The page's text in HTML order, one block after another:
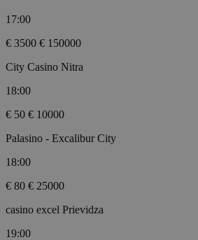
17:00
€ 3500 € 150000
City Casino Nitra
18:00
€ 50 € 10000
Palasino - Excalibur City
18:00
€ 80 € 25000
casino excel Prievidza
19:00